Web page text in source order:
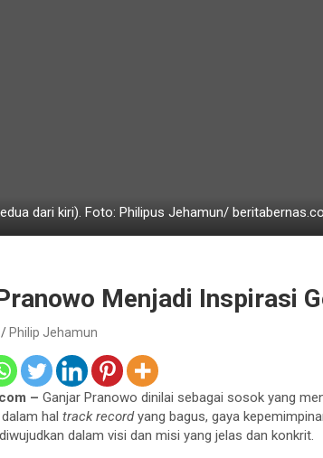
dari kiri). Foto: Philipus Jehamun/
Menjadi Inspirasi
Philip Jehamun
– Ganjar Pranowo dinilai sebagai sosok yang
hal track recordyang bagus, gaya
dalam visi dan misi yang jelas dan konkrit.